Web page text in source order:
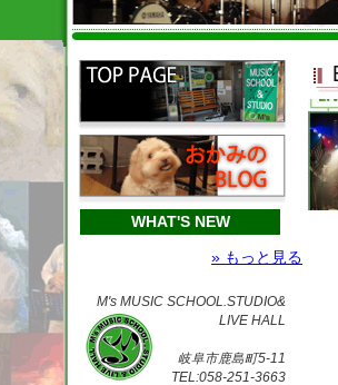
WHAT'S NEW
» もっと見る
M's MUSIC SCHOOL.STUDIO&
LIVE HALL
岐阜市鹿島町5-11
TEL:058-251-3663